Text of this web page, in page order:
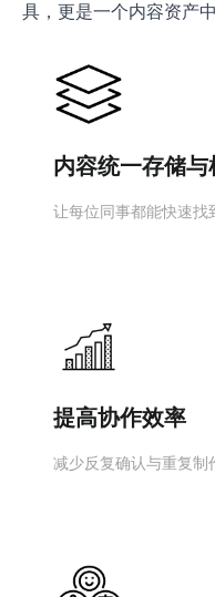
具，更是一个内容资产
内容统一存储与
让每位同事都能快速找
提高协作效率
减少反复确认与重复制